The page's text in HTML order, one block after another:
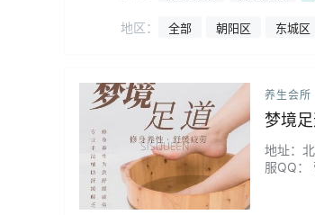
地区： 全部 朝阳区 东城区
养生会所
梦境
地址：
服QQ：